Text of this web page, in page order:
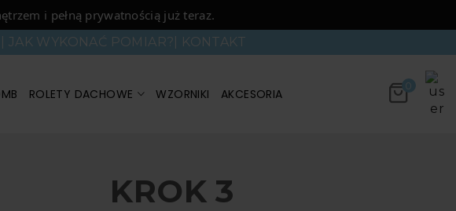
i pełną prywatnością już teraz.
JAK WYKONAĆ POMIAR? KONTAKT
ROLETY DACHOWE WZORNIKI AKCESORIA
0
KROK 3